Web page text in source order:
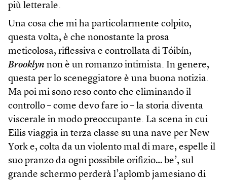
più letterale.
Una cosa che mi ha particolarmente colpito,
questa volta, è che nonostante la prosa
meticolosa, riflessiva e controllata di Tóibín,
Brooklyn non è un romanzo intimista. In genere,
questa per lo sceneggiatore è una buona notizia.
Ma poi mi sono reso conto che eliminando il
controllo – come devo fare io – la storia diventa
viscerale in modo preoccupante. La scena in cui
Eilis viaggia in terza classe su una nave per New
York e, colta da un violento mal di mare, espelle il
suo pranzo da ogni possibile orifizio… be’, sul
grande schermo perderà l’aplomb jamesiano di